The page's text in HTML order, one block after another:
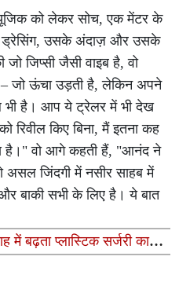
को लेकर सोच, एक मेंटर के
ड्रेसिंग, उसके अंदाज़ और उसके
जिप्सी जैसी वाइब है, वो
– जो ऊंचा उड़ती है, लेकिन अपने
भी है। आप ये ट्रेलर में भी देख
रिवील किए बिना, मैं इतना कह
है।" वो आगे कहती हैं, "आनंद ने
असल जिंदगी में नसीर साहब में
बाकी सभी के लिए है। ये बात
में बढ़ता प्लास्टिक सर्जरी का
प्रक्रियाओं की मांग